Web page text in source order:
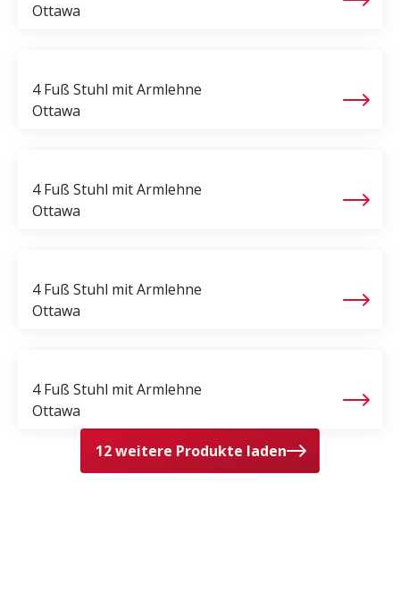
Ottawa
4 Fuß Stuhl mit Armlehne
Ottawa
4 Fuß Stuhl mit Armlehne
Ottawa
4 Fuß Stuhl mit Armlehne
Ottawa
4 Fuß Stuhl mit Armlehne
Ottawa
12 weitere Produkte laden